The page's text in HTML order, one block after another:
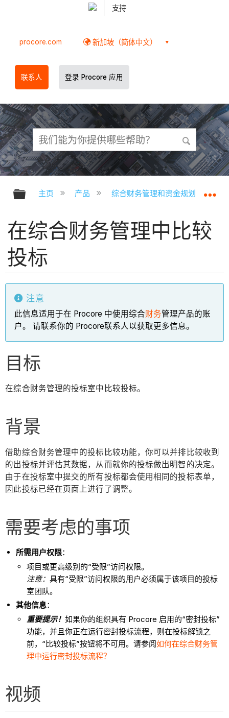
支持
procore.com 新加坡（简体中文）
联系人 登录 Procore 应用
扩展/隐缩全局层次
主页 产品 综合财务管理和资金规划
在综合财务管理中比较
投标
注意
此信息适用于在 Procore 中使用综合财务管理产品的账
户。 请联系你的 Procore联系人以获取更多信息。
目标
在综合财务管理的投标室中比较投标。
背景
借助综合财务管理中的投标比较功能，你可以并排比较收到
的出投标并评估其数据，从而就你的投标做出明智的决定。
由于在投标室中提交的所有投标都会使用相同的投标表单，
因此投标已经在页面上进行了调整。
需要考虑的事项
所需用户权限：
项目或更高级别的“受限”访问权限。
注意：具有“受限”访问权限的用户必须属于该项目的投标
室团队。
其他信息：
重要提示！如果你的组织具有 Procore 启用的“密封投标”
功能，并且你正在运行密封投标流程，则在投标解锁之
前，“比较投标”按钮将不可用。请参阅如何在综合财务管
理中运行密封投标流程？
视频